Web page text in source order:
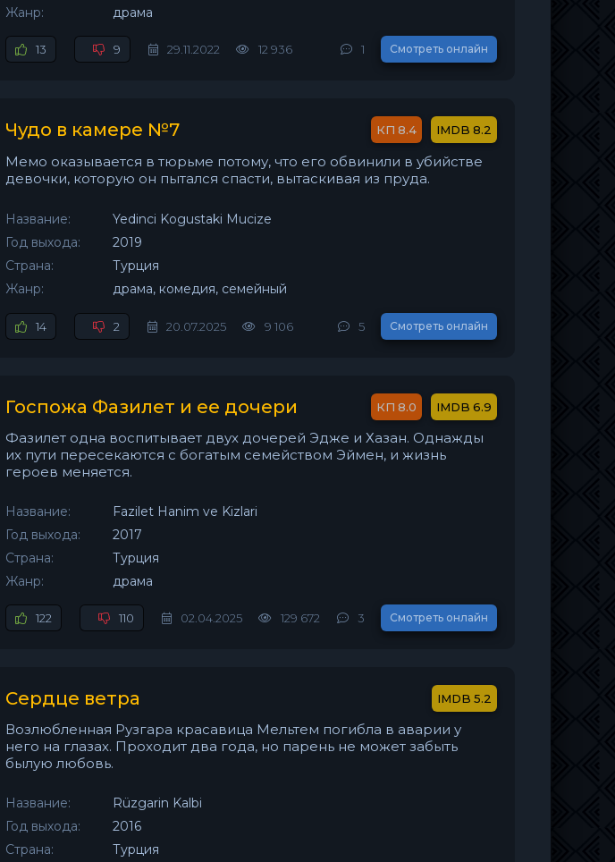
Жанр:
драма
13 9 29.11.2022 12 936 1 Смотреть онлайн
Чудо в камере №7 8.4 8.2
Мемо оказывается в тюрьме потому, что его обвинили в убийстве
девочки, которую он пытался спасти, вытаскивая из пруда.
Название:
Yedinci Kogustaki Mucize
Год выхода:
2019
Страна:
Турция
Жанр:
драма, комедия, семейный
14 2 20.07.2025 9 106 5 Смотреть онлайн
Госпожа Фазилет и ее дочери 8.0 6.9
Фазилет одна воспитывает двух дочерей Эдже и Хазан. Однажды
их пути пересекаются с богатым семейством Эймен, и жизнь
героев меняется.
Название:
Fazilet Hanim ve Kizlari
Год выхода:
2017
Страна:
Турция
Жанр:
драма
122 110 02.04.2025 129 672 3 Смотреть онлайн
Сердце ветра 5.2
Возлюбленная Рузгара красавица Мельтем погибла в аварии у
него на глазах. Проходит два года, но парень не может забыть
былую любовь.
Название:
Rüzgarin Kalbi
Год выхода:
2016
Страна:
Турция